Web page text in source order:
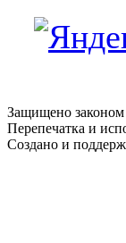
Защищено
Перепечатка и
Создано и